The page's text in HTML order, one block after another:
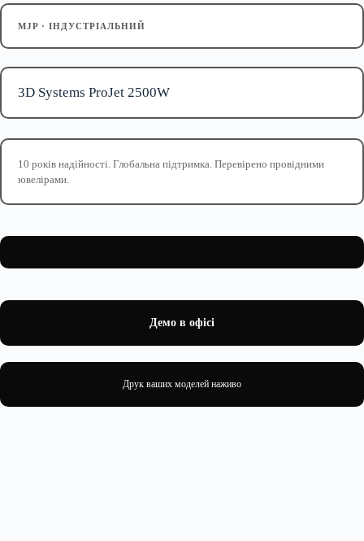
MJP · ІНДУСТРІАЛЬНИЙ
3D Systems ProJet 2500W
10 років надійності. Глобальна підтримка. Перевірено провідними
ювелірами.
Демо в офісі
Друк ваших моделей наживо